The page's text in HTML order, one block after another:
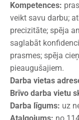
Kompetences:
veikt savu darbu;
precizitāte; spēja
saglabāt
prasmes; spēja
pieaugušajiem.
Darba vietas
Brīvo darba vietu
Darba līgums: uz